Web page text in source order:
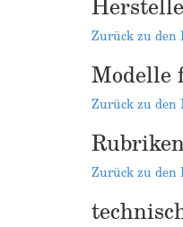
Zurück zu den
Modelle
Zurück zu den
Zurück zu den